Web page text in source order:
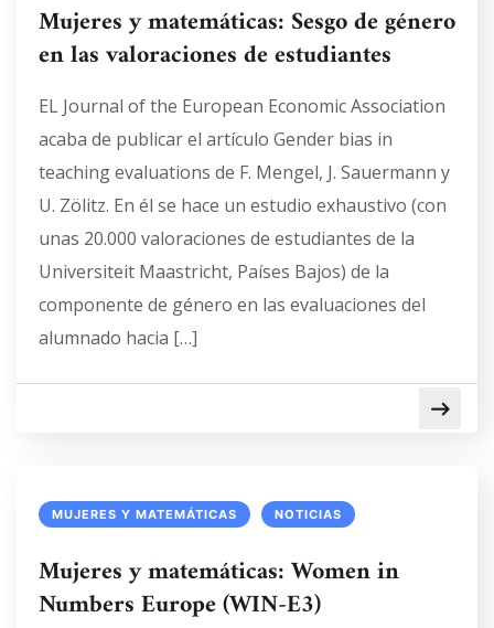
Mujeres y matemáticas: Sesgo de género
en las valoraciones de estudiantes
EL Journal of the European Economic Association
acaba de publicar el artículo Gender bias in
teaching evaluations de F. Mengel, J. Sauermann y
U. Zölitz. En él se hace un estudio exhaustivo (con
unas 20.000 valoraciones de estudiantes de la
Universiteit Maastricht, Países Bajos) de la
componente de género en las evaluaciones del
alumnado hacia […]
MUJERES Y MATEMÁTICAS NOTICIAS
Mujeres y matemáticas: Women in
Numbers Europe (WIN-E3)